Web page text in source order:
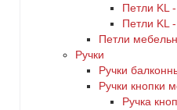
Петли KL
Петли KL
Петли
Ручки
Ручки
Ручки кнопки
Ручка